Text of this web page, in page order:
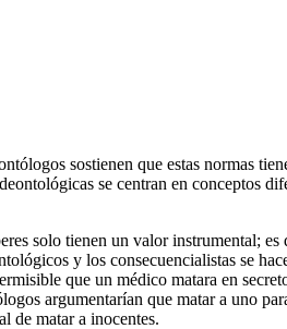
sostienen que estas normas
se centran en conceptos
solo tienen un valor instrumental;
y los consecuencialistas se
que un médico matara en
argumentarían que matar a uno
de matar a inocentes.